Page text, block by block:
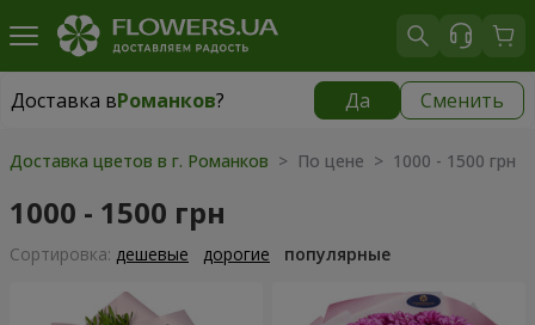
Доставка вРоманков? Да Сменить
Доставка вРоманков|
Доставка цветов в г. Романков > По цене > 1000 - 1500 грн
1000 - 1500 грн
Cортировка: дешевые дорогие популярные